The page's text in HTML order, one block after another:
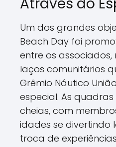
Um dos grandes
Beach Day foi
entre os
laços comunitários
Grêmio Náutico
especial. As
cheias, com
idades se divertindo
troca de